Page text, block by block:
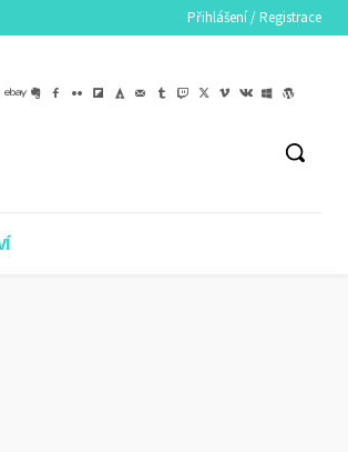
Přihlášení / Registrace